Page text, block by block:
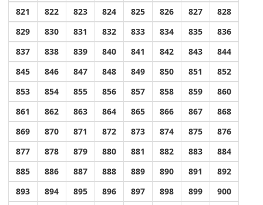
821
822 823 824 825 826 827
828
829
830 831 832 833 834 835
836
837
838 839 840 841 842 843
844
845
846 847 848 849 850 851
852
853
854 855 856 857 858 859
860
861
862 863 864 865 866 867
868
869
870 871 872 873 874 875
876
877
878 879 880 881 882 883
884
885
886 887 888 889 890 891
892
893
894 895 896 897 898 899
900